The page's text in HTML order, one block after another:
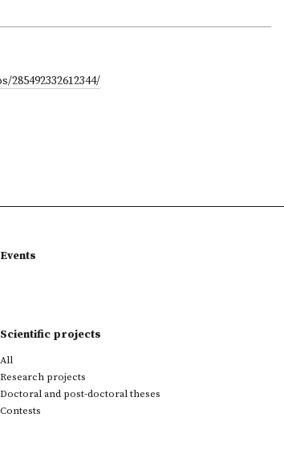
Events
Scientific projects
All
Research projects
Doctoral and post-doctoral theses
Contests